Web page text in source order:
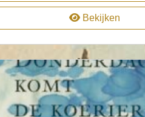
Bekijken